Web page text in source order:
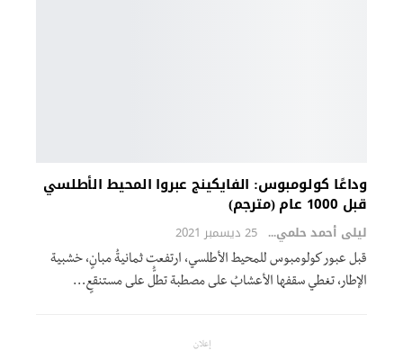
وداعًا كولومبوس: الفايكينج عبروا المحيط الأطلسي
قبل 1000 عام (مترجم)
ليلى أحمد حلمي 25 ديسمبر 2021
قبل عبور كولومبوس للمحيط الأطلسي، ارتفعت ثمانيةُ مبانٍ، خشبية
الإطار، تغطي سقفها الأعشابُ على مصطبة تطلُّ على مستنقعٍ…
إعلان